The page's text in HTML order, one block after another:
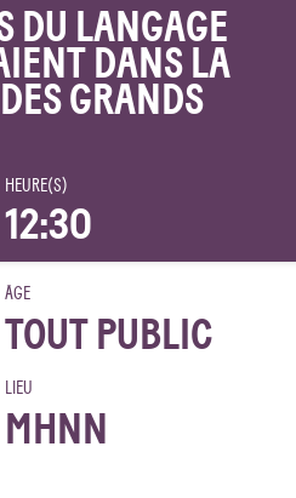
DU LANGAGE
DANS LA
GRANDS
HEURE(S)
12:30
ÂGE
TOUT PUBLIC
LIEU
MHNN